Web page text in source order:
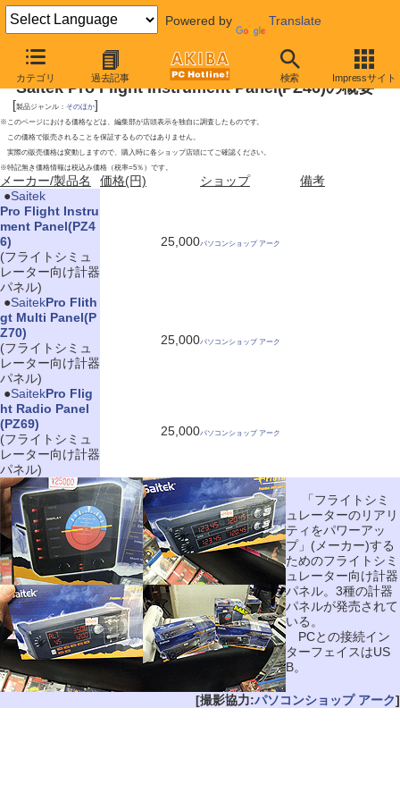
Powered by Translate
カテゴリ 過去記事 検索 Impressサイト
2009年12月19日号
Saitek Pro Flight Instrument Panel(PZ46)の概要
[製品ジャンル： そのほか]
※このページにおける価格などは、編集部が店頭表示を独自に調査したものです。
この価格で販売されることを保証するものではありません。
実際の販売価格は変動しますので、購入時に各ショップ店頭にてご確認ください。
※特記無き価格情報は税込み価格（税率=5％）です。
メーカー/製品名 価格(円) ショップ
備考
●Saitek
Pro Flight Instru
ment Panel(PZ4
6)
(フライトシミュ
レーター向け計器
パネル)
25,000パソコンショップ アーク
●SaitekPro Flith
gt Multi Panel(P
Z70)
(フライトシミュ
レーター向け計器
パネル)
25,000パソコンショップ アーク
●SaitekPro Flig
ht Radio Panel
(PZ69)
(フライトシミュ
レーター向け計器
パネル)
25,000パソコンショップ アーク
「フライトシミ
ュレーターのリアリ
ティをパワーアッ
プ」(メーカー)する
ためのフライトシミ
ュレーター向け計器
パネル。3種の計器
パネルが発売されて
いる。
PCとの接続イン
ターフェイスはUS
B。
[撮影協力:パソコンショップ アーク]